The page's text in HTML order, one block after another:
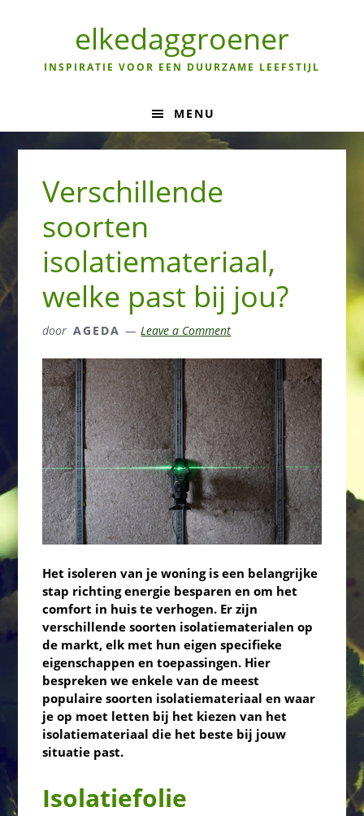
navigation
elkedaggroener
INSPIRATIE VOOR EEN DUURZAME LEEFSTIJL
MENU
Verschillende
soorten
isolatiemateriaal,
welke past bij jou?
door AGEDA Leave a Comment
Het isoleren van je woning is een belangrijke
stap richting energie besparen en om het
comfort in huis te verhogen. Er zijn
verschillende soorten isolatiematerialen op
de markt, elk met hun eigen specifieke
eigenschappen en toepassingen. Hier
bespreken we enkele van de meest
populaire soorten isolatiemateriaal en waar
je op moet letten bij het kiezen van het
isolatiemateriaal die het beste bij jouw
situatie past.
Isolatiefolie